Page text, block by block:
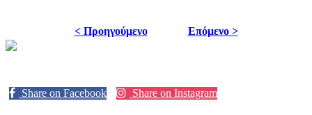
< Προηγούμενο Επόμενο >
Share on Facebook Share on Instagram